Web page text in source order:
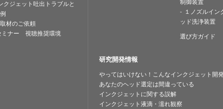
ジェット吐出トラブルと
材のご依頼
ミナー 視聴推奨環境
制御装置
１ノズルイン
ッド洗浄装置
選び方ガイド
研究開発情報
やってはいけない！こんなインクジェット開発
あなたのヘッド選定は間違っている
インクジェットに関する誤解
インクジェット液滴・濡れ観察